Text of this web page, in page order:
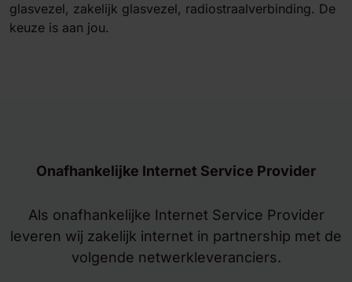
glasvezel, zakelijk glasvezel, radiostraalverbinding. De
keuze is aan jou.
Onafhankelijke Internet Service Provider
Als onafhankelijke Internet Service Provider
leveren wij zakelijk internet in partnership met de
volgende netwerkleveranciers.